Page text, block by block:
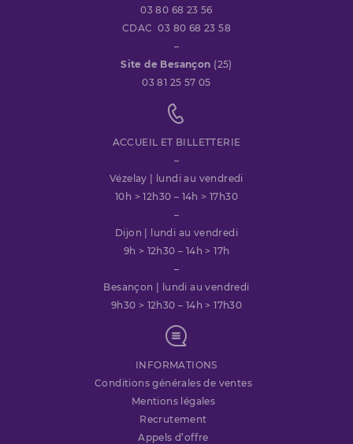
03 80 68 23 56
CDAC 03 80 68 23 58
–
Site de Besançon (25)
03 81 25 57 05
ACCUEIL ET BILLETTERIE
–
Vézelay | lundi au vendredi
10h > 12h30 – 14h > 17h30
–
Dijon | lundi au vendredi
9h > 12h30 – 14h > 17h
–
Besançon | lundi au vendredi
9h30 > 12h30 – 14h > 17h30
INFORMATIONS
Conditions générales de ventes
Mentions légales
Recrutement
Appels d’offre